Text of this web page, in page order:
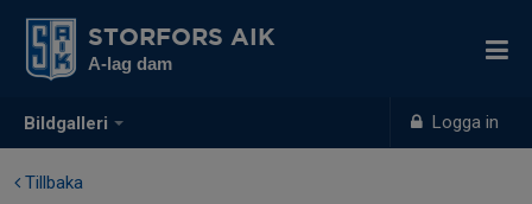
Bildgalleri Logga in
STORFORS AIK
A-lag dam
Tillbaka